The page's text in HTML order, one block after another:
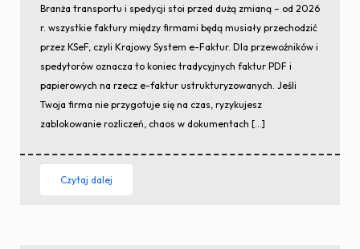
Branża transportu i spedycji stoi przed dużą zmianą – od 2026
r. wszystkie faktury między firmami będą musiały przechodzić
przez KSeF, czyli Krajowy System e-Faktur. Dla przewoźników i
spedytorów oznacza to koniec tradycyjnych faktur PDF i
papierowych na rzecz e-faktur ustrukturyzowanych. Jeśli
Twoja firma nie przygotuje się na czas, ryzykujesz
zablokowanie rozliczeń, chaos w dokumentach […]
Czytaj dalej